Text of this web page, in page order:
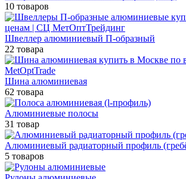
10 товаров
Швеллер алюминиевый П-образный
22 товара
Шина алюминиевая
62 товара
Алюминиевые полосы
31 товар
Алюминиевый радиаторный профиль
5 товаров